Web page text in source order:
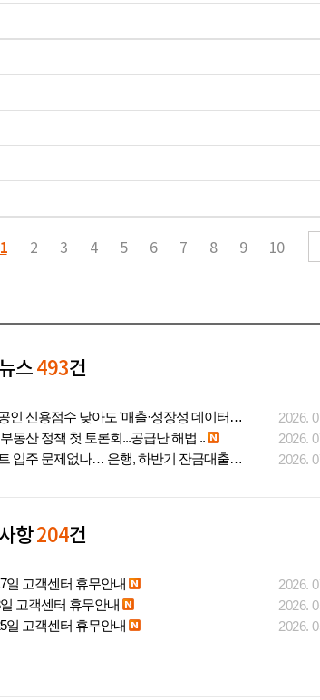
1 2 3 4 5 6 7 8 9 10
스493건
소상공인 신용점수 낮아도 '매출·성장성 데이터..
2026.
동산 정책 첫 토론회...공급난 해법 ..
2026.
아파트 입주 문제없나… 은행, 하반기 잔금대출..
2026.
항204건
일 고객센터 휴무안내
2026.
고객센터 휴무안내
2026.
일 고객센터 휴무안내
2026.